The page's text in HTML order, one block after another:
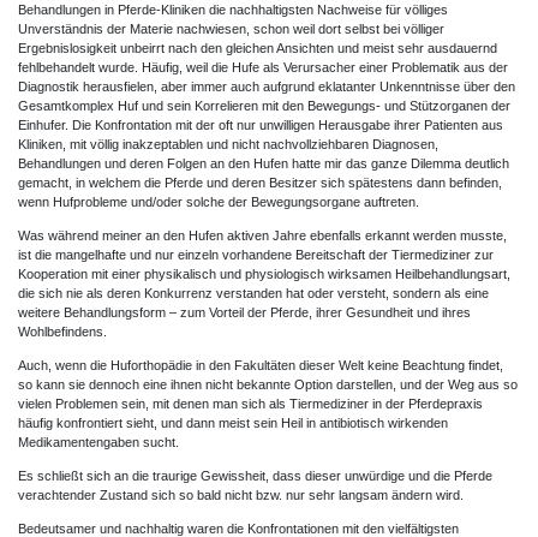
Behandlungen in Pferde-Kliniken die nachhaltigsten Nachweise für völliges
Unverständnis der Materie nachwiesen, schon weil dort selbst bei völliger
Ergebnislosigkeit unbeirrt nach den gleichen Ansichten und meist sehr ausdauernd
fehlbehandelt wurde. Häufig, weil die Hufe als Verursacher einer Problematik aus der
Diagnostik herausfielen, aber immer auch aufgrund eklatanter Unkenntnisse über den
Gesamtkomplex Huf und sein Korrelieren mit den Bewegungs- und Stützorganen der
Einhufer. Die Konfrontation mit der oft nur unwilligen Herausgabe ihrer Patienten aus
Kliniken, mit völlig inakzeptablen und nicht nachvollziehbaren Diagnosen,
Behandlungen und deren Folgen an den Hufen hatte mir das ganze Dilemma deutlich
gemacht, in welchem die Pferde und deren Besitzer sich spätestens dann befinden,
wenn Hufprobleme und/oder solche der Bewegungsorgane auftreten.
Was während meiner an den Hufen aktiven Jahre ebenfalls erkannt werden musste,
ist die mangelhafte und nur einzeln vorhandene Bereitschaft der Tiermediziner zur
Kooperation mit einer physikalisch und physiologisch wirksamen Heilbehandlungsart,
die sich nie als deren Konkurrenz verstanden hat oder versteht, sondern als eine
weitere Behandlungsform – zum Vorteil der Pferde, ihrer Gesundheit und ihres
Wohlbefindens.
Auch, wenn die Huforthopädie in den Fakultäten dieser Welt keine Beachtung findet,
so kann sie dennoch eine ihnen nicht bekannte Option darstellen, und der Weg aus so
vielen Problemen sein, mit denen man sich als Tiermediziner in der Pferdepraxis
häufig konfrontiert sieht, und dann meist sein Heil in antibiotisch wirkenden
Medikamentengaben sucht.
Es schließt sich an die traurige Gewissheit, dass dieser unwürdige und die Pferde
verachtender Zustand sich so bald nicht bzw. nur sehr langsam ändern wird.
Bedeutsamer und nachhaltig waren die Konfrontationen mit den vielfältigsten